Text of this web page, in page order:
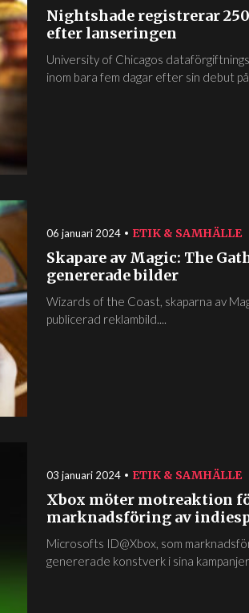
Nightshade registrerar
efter lanseringen
University of Chicagos
inom bara fem dagar efter sin debut på
06 januari 2024 ETIK & SAMHÄLLE
Skapare av Magic: The
genererade bilder
Wizards of the Coast, skaparna av
publicerad reklambild....
03 januari 2024 ETIK & SAMHÄLLE
Xbox möter motreaktion
marknadsföring av
Microsofts ID@Xbox, som
genererade konstverk i sina